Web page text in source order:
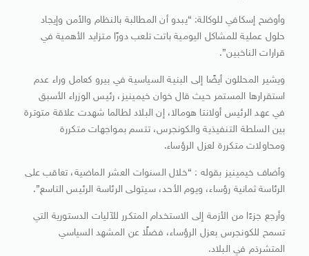
وأوضح إسكافي للوكالة: “يبدو أن المطالبة بالنظام والأمن وإيجاد
حلول عملية للمشاكل اليومية باتت تلعب دورًا متزايد الأهمية في
قرارات الناخبين”.
ويشير المحللون أيضًا إلى البنية السياسية في بيرو كعامل وراء عدم
استقرارها المستمر حيث قال خوان خيمينيز، رئيس الوزراء الأسبق
في عهد الرئيس أولانتا هومالا، إن البلاد لطالما شهدت علاقة متوترة
بين السلطة التنفيذية والكونجرس، تتسم بمواجهات متكررة
ومحاولات متكررة لعزل الرؤساء.
وأضاف خيمينيز بقوله : “خلال السنوات العشر الماضية، تعاقب على
الرئاسة ثمانية رؤساء، ويوم الأحد، سيتولى الرئاسة الرئيس التاسع”.
وأرجع جزءًا من الأزمة إلى الاستخدام المتكرر للآليات الدستورية التي
تسمح للكونجرس بعزل الرؤساء، فضلًا عن المشهد السياسي
المتشرذم في البلاد.